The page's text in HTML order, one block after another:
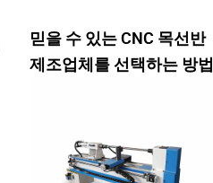
믿을 수 있는 CNC 목선반
제조업체를 선택하는 방법